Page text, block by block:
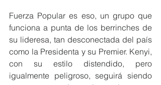
Fuerza Popular es eso, un grupo que
funciona a punta de los berrinches de
su lideresa, tan desconectada del país
como la Presidenta y su Premier. Kenyi,
con su estilo distendido, pero
igualmente peligroso, seguirá siendo